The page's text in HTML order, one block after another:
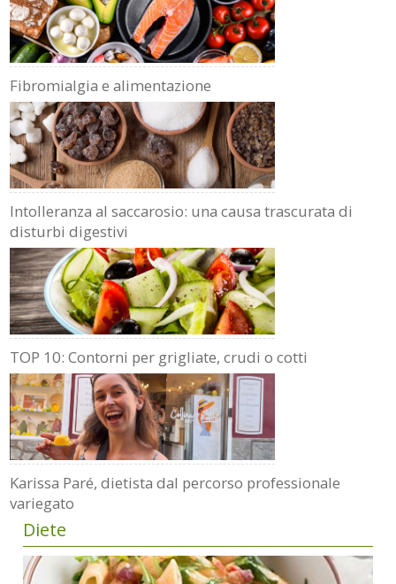
Fibromialgia e alimentazione
Intolleranza al saccarosio: una causa trascurata di
disturbi digestivi
TOP 10: Contorni per grigliate, crudi o cotti
Karissa Paré, dietista dal percorso professionale
variegato
Diete